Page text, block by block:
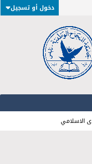
دخول أو تسجيل
الاسلامي